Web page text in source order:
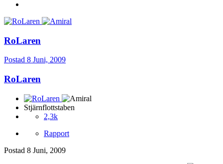
RoLaren
Postad 8 Juni, 2009
RoLaren
Stjärnflottstaben
2,3k
Rapport
Postad 8 Juni, 2009